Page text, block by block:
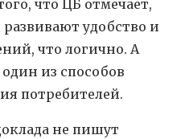
что ЦБ отмечает,
удобство и
что логично. А
из способов
потребителей.
не пишут